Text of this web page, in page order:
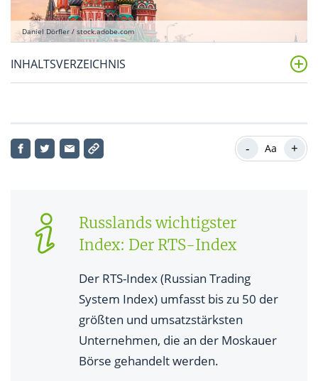
Daniel Dörfler / stock.adobe.com
INHALTSVERZEICHNIS
Staatverschuldung und Börse wissen sollten
Wichtige und bekannte Unternehmen Russlands
Trading in Russland – dass müssen Anleger zum
Börsenplatz Moskau und zum Leitindex wissen
- Aa +
Russlands wichtigster
Index: Der RTS-Index
Der RTS-Index (Russian Trading
System Index) umfasst bis zu 50 der
größten und umsatzstärksten
Unternehmen, die an der Moskauer
Börse gehandelt werden.